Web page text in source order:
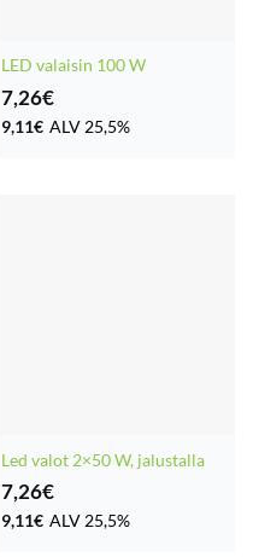
LED valaisin 100 W
7,26€
9,11€ ALV 25,5%
Led valot 2×50 W, jalustalla
7,26€
9,11€ ALV 25,5%